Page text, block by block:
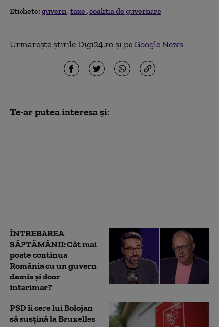
Etichete: guvern taxe coalitia de guvernare
Urmărește știrile Digi24.ro și peGoogle News
Te-ar putea interesa și:
ÎNTREBAREA
SĂPTĂMÂNII: Cât mai
poate continua
România cu un guvern
demis și doar
interimar?
PSD îi cere lui Bolojan
să susțină la Bruxelles